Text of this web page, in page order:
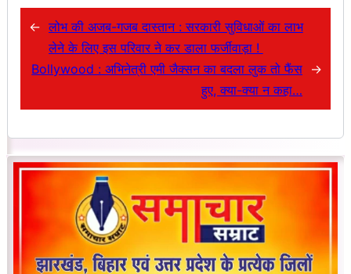
← लोभ की अजब-गजब दास्तान : सरकारी सुविधाओं का लाभ
लेने के लिए इस परिवार ने कर डाला फर्जीवाड़ा !
Bollywood : अभिनेत्री एमी जैक्सन का बदला लुक तो फैंस
हुए, क्या-क्या न कहा…
→